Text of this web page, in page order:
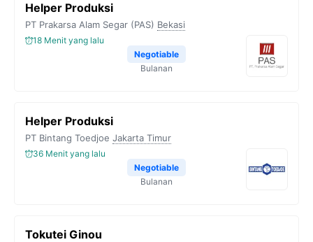
Helper Produksi
PT Prakarsa Alam Segar (PAS) Bekasi
18 Menit yang lalu
Negotiable
Bulanan
Helper Produksi
PT Bintang Toedjoe Jakarta Timur
36 Menit yang lalu
Negotiable
Bulanan
Tokutei Ginou